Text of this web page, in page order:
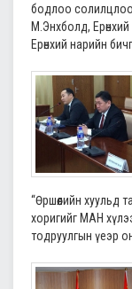
бодлоо
М.Энхболд,
Ерөнхий нарийн
“Өршөөлийн хуульд
хоригийг МАН
тодруулгын үеэр